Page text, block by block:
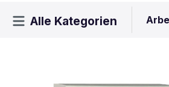
Alle Kategorien